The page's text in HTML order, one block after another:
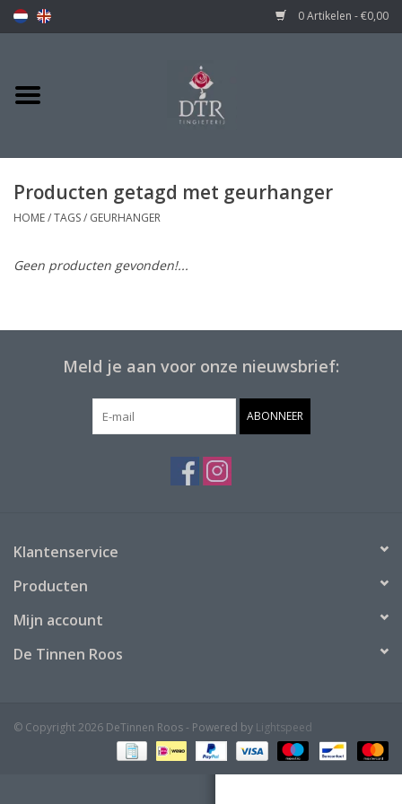
0 Artikelen - €0,00
Producten getagd met geurhanger
HOME/TAGS/ GEURHANGER
Geen producten gevonden!...
Meld je aan voor onze nieuwsbrief:
ABONNEER
Klantenservice
Producten
Mijn account
De Tinnen Roos
© Copyright 2026 DeTinnen Roos - Powered by Lightspeed